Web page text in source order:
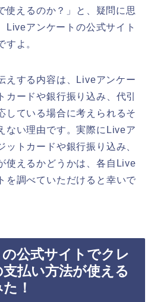
使えるのか？」と、疑問に思
Liveアンケートの公式サイト
すよ。
えする内容は、Liveアンケー
カードや銀行振り込み、代引
している場合に考えられるそ
ない理由です。実際にLiveア
ットカードや銀行振り込み、
使えるかどうかは、各自Live
を調べていただけると幸いで
公式サイトでクレ
払い方法が使える
！